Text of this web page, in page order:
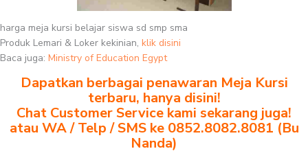
harga meja kursi belajar siswa sd smp sma
Produk Lemari & Loker kekinian, klik disini
Baca juga: Ministry of Education Egypt
Dapatkan berbagai penawaran Meja Kursi
terbaru, hanya disini!
Chat Customer Service kami sekarang juga!
atau WA / Telp / SMS ke 0852.8082.8081 (Bu
Nanda)